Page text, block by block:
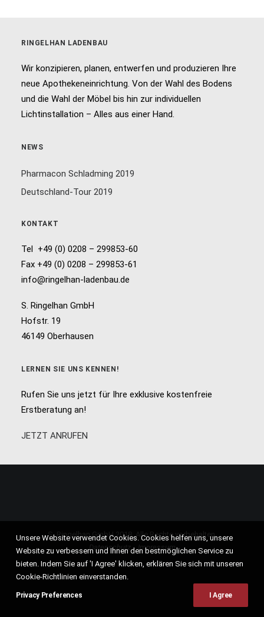
RINGELHAN LADENBAU
Wir konzipieren, planen, entwerfen und produzieren Ihre
neue Apothekeneinrichtung. Von der Wahl des Bodens
und die Wahl der Möbel bis hin zur individuellen
Lichtinstallation – Alles aus einer Hand.
NEWS
Pharmacon Schladming 2019
Deutschland-Tour 2019
KONTAKT
Tel +49 (0) 0208 – 299853-60
Fax +49 (0) 0208 – 299853-61
info@ringelhan-ladenbau.de
S. Ringelhan GmbH
Hofstr. 19
46149 Oberhausen
LERNEN SIE UNS KENNEN!
Rufen Sie uns jetzt für Ihre exklusive kostenfreie
Erstberatung an!
JETZT ANRUFEN
S. Ringelhan GmbH 2018. Alle Rechte vorbehalten.
Datenschutz
Impressum
Unsere Website verwendet Cookies. Cookies helfen uns, unsere
Website zu verbessern und Ihnen den bestmöglichen Service zu
bieten. Indem Sie auf 'I Agree' klicken, erklären Sie sich mit unseren
Cookie-Richtlinien einverstanden.
Privacy Preferences I Agree